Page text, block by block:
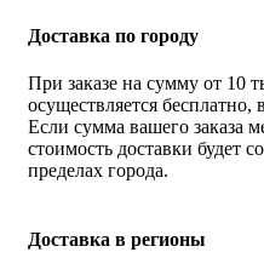
Доставка по городу
При заказе на сумму от 10
осуществляется бесплатно,
Если сумма вашего заказа
стоимость доставки будет
пределах города.
Доставка в регионы